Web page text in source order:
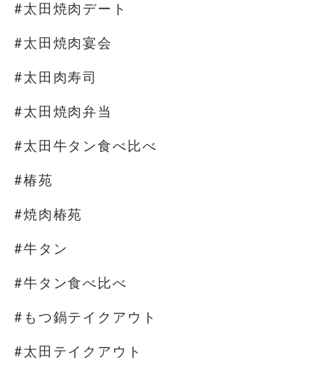
#太田焼肉デート
#太田焼肉宴会
#太田肉寿司
#太田焼肉弁当
#太田牛タン食べ比べ
#椿苑
#焼肉椿苑
#牛タン
#牛タン食べ比べ
#もつ鍋テイクアウト
#太田テイクアウト